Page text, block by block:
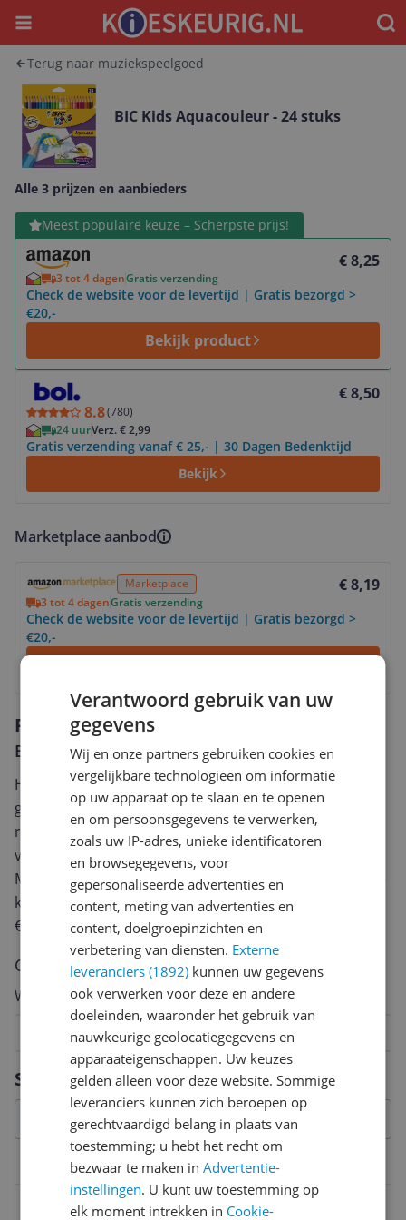
Menu
Terug naar muziekspeelgoed
BIC Kids Aquacouleur - 24 stuks
Alle 3 prijzen en aanbieders
Meest populaire keuze – Scherpste prijs!
€ 8,25
3 tot 4 dagenGratis verzending
Check de website voor de levertijd | Gratis bezorgd >
€20,-
Bekijk product
Bekijk product
8.8(780)
€ 8,50
24 uurVerz. € 2,99
Gratis verzending vanaf € 25,- | 30 Dagen Bedenktijd
Bekijk
Bekijk product
Marketplace aanbod
Marketplace € 8,19
3 tot 4 dagenGratis verzending
Check de website voor de levertijd | Gratis bezorgd >
€20,-
Specificaties
Belangrijkste kenmerken
Reviews
Er zijn nog geen reviews geschreven
Heb jij dit product in bezit en wil je graag je mening
geven? Start dan hieronder met het schrijven van je
review. Afhankelijk van de details duurt het schrijven
van een review gemiddeld tussen de 3 en 10 minuten.
Met jouw mening help je andere bezoekers een betere
keuze te maken én maak je iedere maand kans op
€250,-!
Klik hier voor de actievoorwaarden.
Cijfer
Welk cijfer geef jij dit product?
8
7
6
5
4
3
2
Vraag 1 van 4
Verantwoord gebruik van uw
gegevens
Wij en onze partners gebruiken cookies en
vergelijkbare technologieën om informatie
op uw apparaat op te slaan en te openen
en om persoonsgegevens te verwerken,
zoals uw IP-adres, unieke identificatoren
en browsegegevens, voor
gepersonaliseerde advertenties en
content, meting van advertenties en
content, doelgroepinzichten en
verbetering van diensten. Externe
leveranciers (1892) kunnen uw gegevens
ook verwerken voor deze en andere
doeleinden, waaronder het gebruik van
nauwkeurige geolocatiegegevens en
apparaateigenschappen. Uw keuzes
gelden alleen voor deze website. Sommige
leveranciers kunnen zich beroepen op
gerechtvaardigd belang in plaats van
toestemming; u hebt het recht om
bezwaar te maken inAdvertentie-
instellingen. U kunt uw toestemming op
elk moment intrekken in Cookie-